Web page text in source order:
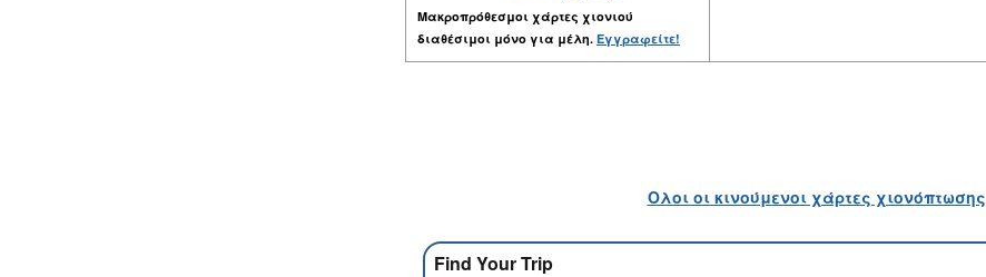
Μακροπρόθεσμοι χάρτες χιονιού
διαθέσιμοι μόνο για μέλη. Εγγραφείτε!
Ολοι οι κινούμενοι χάρτες χιονόπτωσης
Find Your Trip